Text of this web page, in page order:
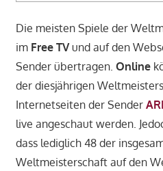
Die meisten Spiele der
im Free TVund auf den
Sender übertragen. Online
der diesjährigen
Internetseiten der Sender
live angeschaut werden.
dass lediglich 48 der
Weltmeisterschaft auf den